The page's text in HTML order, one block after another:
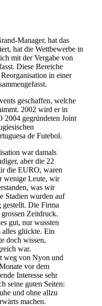
Manager, hat das
hat die Wettbewerbe in
mit der Vergabe von
Diese Bereiche
in einer
geschaffen, welche
2002 wird er in
2004 gegründeten Joint
de Futebol.
war damals
aber die 22
die EURO, waren
wenige Leute, wir
was wir
Stadien wurden auf
gestellt. Die Firma
Zeitdruck.
gut, nur wussten
glückte. Ein
doch wissen,
war.
weg von Nyon und
vor dem
Interesse sehr
seine guten Seiten:
und ohne allzu
machen.